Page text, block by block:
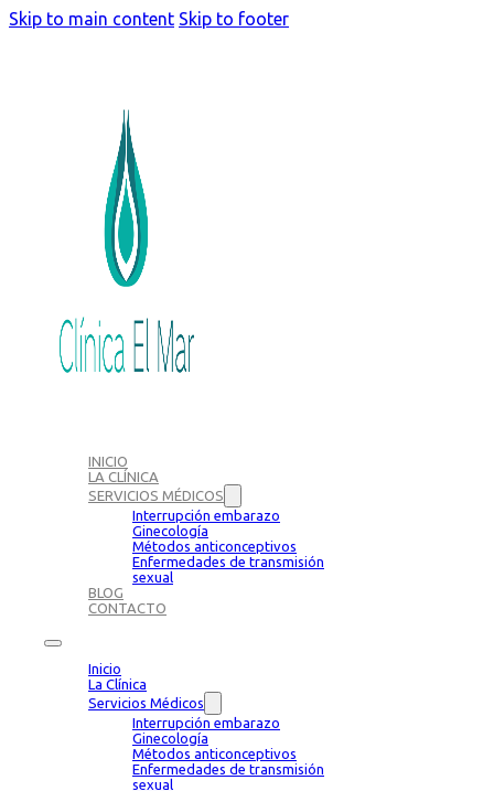
Skip to main content Skip to footer
INICIO
LA CLÍNICA
SERVICIOS MÉDICOS
Interrupción embarazo
Ginecología
Métodos anticonceptivos
Enfermedades de transmisión
sexual
BLOG
CONTACTO
Inicio
La Clínica
Servicios Médicos
Interrupción embarazo
Ginecología
Métodos anticonceptivos
Enfermedades de transmisión
sexual